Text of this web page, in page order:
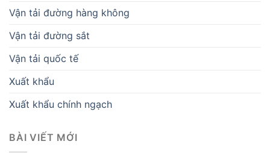
Vận tải đường hàng không
Vận tải đường sắt
Vận tải quốc tế
Xuất khẩu
Xuất khẩu chính ngạch
BÀI VIẾT MỚI